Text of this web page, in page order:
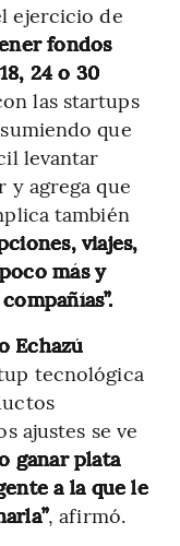
ejercicio de
fondos
24 o 30
las startups
que
levantar
y agrega que
también
viajes,
más y
Echazú
tecnológica
ajustes se ve
ganar plata
a la que le
, afirmó.